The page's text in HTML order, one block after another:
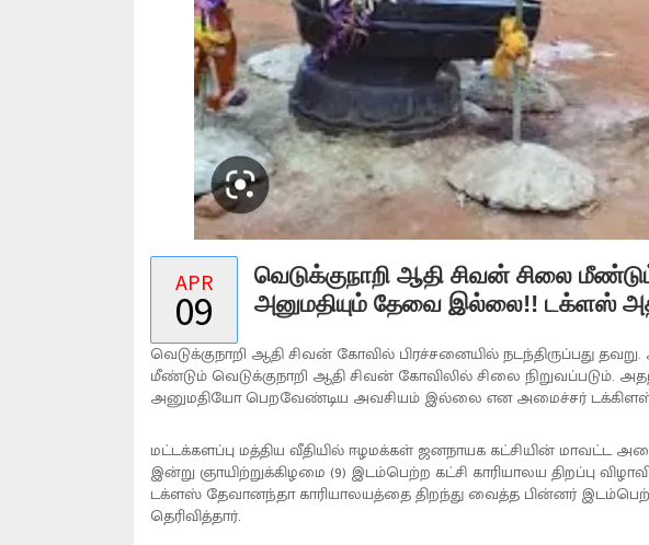
APR
09
வெடுக்குநாறி ஆதி சிவன் சிலை
அனுமதியும் தேவை இல்லை!! டக்ளஸ்
வெடுக்குநாறி ஆதி சிவன் கோவில் பிரச்சனையில் நடந்திருப்பது
மீண்டும் வெடுக்குநாறி ஆதி சிவன் கோவிலில் சிலை நிறுவப்படும்.
அனுமதியோ பெறவேண்டிய அவசியம் இல்லை என அமைச்சர் டக்கிளஸ்
மட்டக்களப்பு மத்திய வீதியில் ஈழமக்கள் ஜனநாயக கட்சியின்
இன்று ஞாயிற்றுக்கிழமை (9) இடம்பெற்ற கட்சி காரியாலய திறப்பு
டக்ளஸ் தேவானந்தா காரியாலயத்தை திறந்து வைத்த பின்னர்
தெரிவித்தார்.